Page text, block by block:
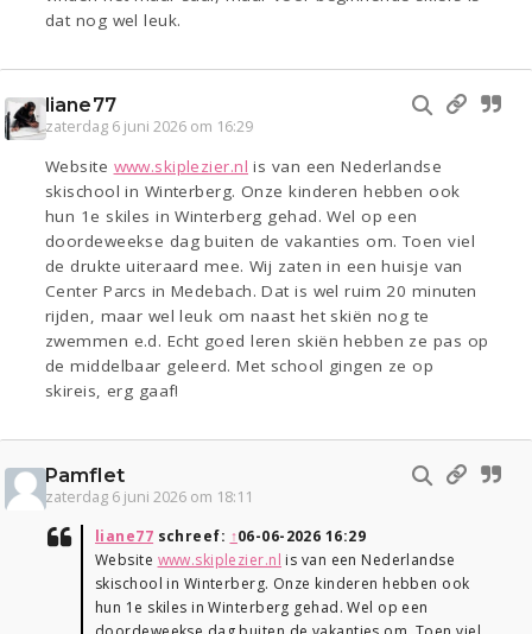
dat nog wel leuk.
liane77
zaterdag 6 juni 2026 om 16:29
Website www.skiplezier.nl is van een Nederlandse
skischool in Winterberg. Onze kinderen hebben ook
hun 1e skiles in Winterberg gehad. Wel op een
doordeweekse dag buiten de vakanties om. Toen viel
de drukte uiteraard mee. Wij zaten in een huisje van
Center Parcs in Medebach. Dat is wel ruim 20 minuten
rijden, maar wel leuk om naast het skiën nog te
zwemmen e.d. Echt goed leren skiën hebben ze pas op
de middelbaar geleerd. Met school gingen ze op
skireis, erg gaaf!
Pamflet
zaterdag 6 juni 2026 om 18:11
liane77 schreef: ↑06-06-2026 16:29
Website www.skiplezier.nl is van een Nederlandse
skischool in Winterberg. Onze kinderen hebben ook
hun 1e skiles in Winterberg gehad. Wel op een